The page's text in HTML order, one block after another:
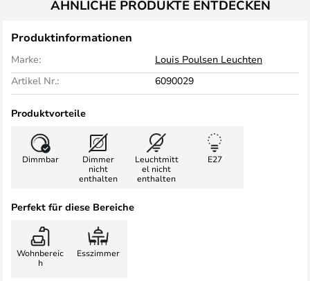
ÄHNLICHE PRODUKTE ENTDECKEN
Produktinformationen
Marke:
Louis Poulsen Leuchten
Artikel Nr.:
6090029
Produktvorteile
Dimmbar
Dimmer
nicht
enthalten
Leuchtmitt
el nicht
enthalten
E27
Perfekt für diese Bereiche
Wohnbereic
h
Esszimmer